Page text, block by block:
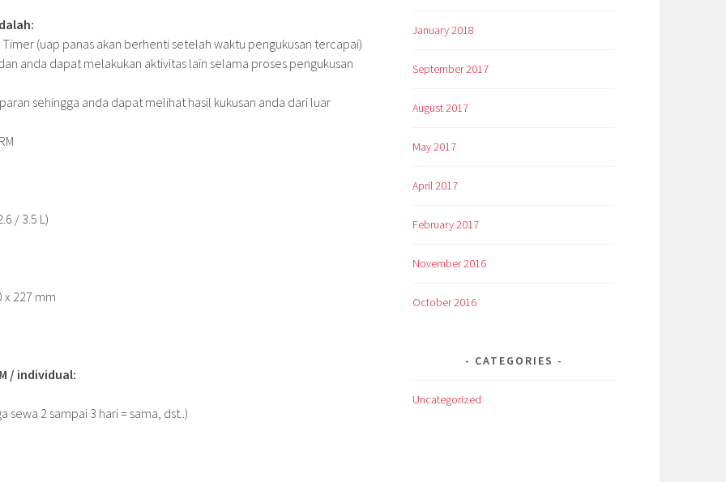
(uap panas akan berhenti setelah waktu pengukusan tercapai)
anda dapat melakukan aktivitas lain selama proses pengukusan
sehingga anda dapat melihat hasil kukusan anda dari luar
/ 3.5 L)
x 227 mm
/ individual:
sewa 2 sampai 3 hari = sama, dst..)
January 2018
September 2017
August 2017
May 2017
April 2017
February 2017
November 2016
October 2016
CATEGORIES
Uncategorized